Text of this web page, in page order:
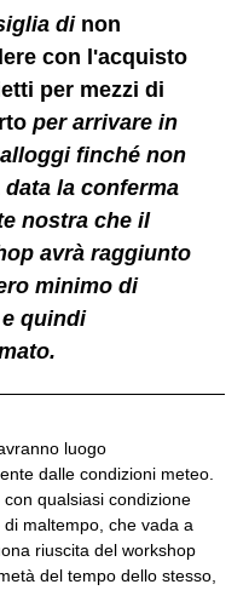
di non
con l'acquisto
per mezzi di
per arrivare in
finché non
data la conferma
nostra che il
avrà raggiunto
minimo di
quindi
luogo
dalle condizioni meteo.
qualsiasi condizione
maltempo, che vada a
riuscita del workshop
del tempo dello stesso,